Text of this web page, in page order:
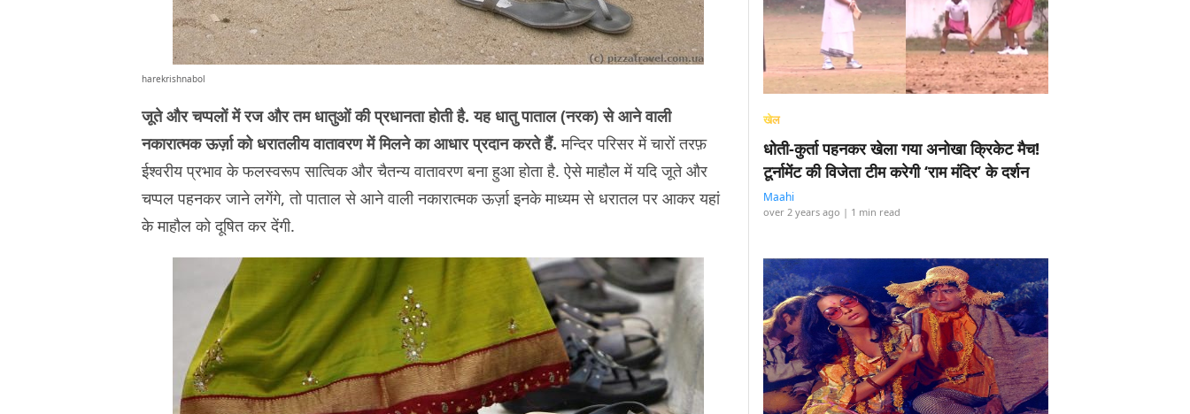
harekrishnabol
जूते और चप्पलों में रज और तम धातुओं की प्रधानता होती है. यह धातु पाताल (नरक) से आने वाली
नकारात्मक ऊर्ज़ा को धरातलीय वातावरण में मिलने का आधार प्रदान करते हैं. मन्दिर परिसर में चारों तरफ़
ईश्वरीय प्रभाव के फलस्वरूप सात्विक और चैतन्य वातावरण बना हुआ होता है. ऐसे माहौल में यदि जूते और
चप्पल पहनकर जाने लगेंगे, तो पाताल से आने वाली नकारात्मक ऊर्ज़ा इनके माध्यम से धरातल पर आकर यहां
के माहौल को दूषित कर देंगी.
खेल
धोती-कुर्ता पहनकर खेला गया अनोखा क्रिकेट मैच!
टूर्नामेंट की विजेता टीम करेगी ‘राम मंदिर’ के दर्शन
Maahi
over 2 years ago | 1 min read